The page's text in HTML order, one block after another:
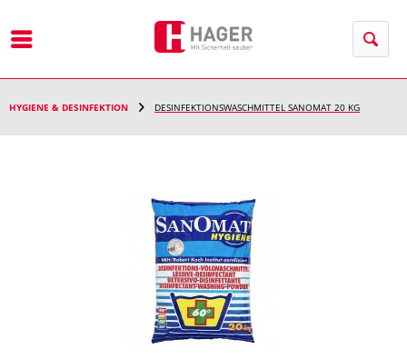
HYGIENE & DESINFEKTION DESINFEKTIONSWASCHMITTEL SANOMAT 20 KG